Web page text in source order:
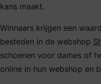
kans maakt.
Winnaars krijgen een
besteden in de webshop
schoenen voor dames of
online in hun webshop en